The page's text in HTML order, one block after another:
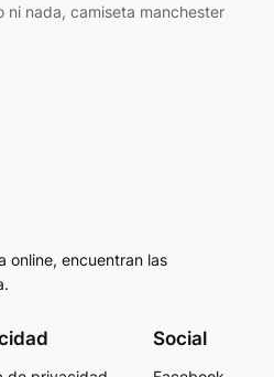
ni nada, camiseta manchester
online, encuentran las
Social